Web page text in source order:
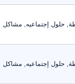
حلول إجتماعيه, مشاكل
حلول إجتماعيه, مشاكل